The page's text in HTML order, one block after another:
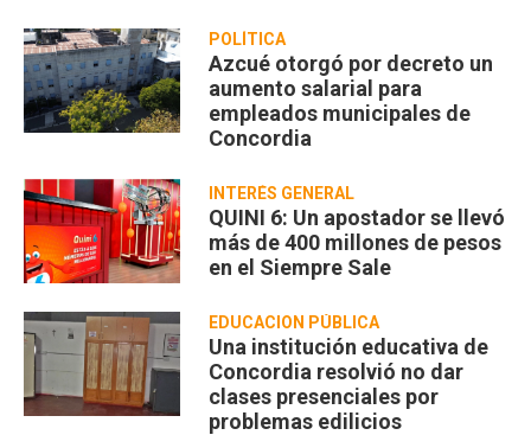
POLÍTICA
Azcué otorgó por decreto un
aumento salarial para
empleados municipales de
Concordia
INTERÉS GENERAL
QUINI 6: Un apostador se llevó
más de 400 millones de pesos
en el Siempre Sale
EDUCACION PÚBLICA
Una institución educativa de
Concordia resolvió no dar
clases presenciales por
problemas edilicios